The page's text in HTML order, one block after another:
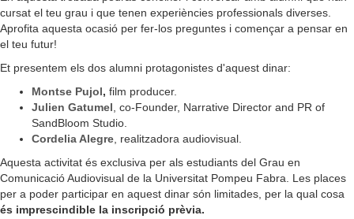
cursat el teu grau i que tenen experiències professionals diverses.
Aprofita aquesta ocasió per fer-los preguntes i començar a pensar en
el teu futur!
Et presentem els dos alumni protagonistes d'aquest dinar:
Montse Pujol, film producer.
Julien Gatumel, co-Founder, Narrative Director and PR of
SandBloom Studio.
Cordelia Alegre, realitzadora audiovisual.
Aquesta activitat és exclusiva per als estudiants del Grau en
Comunicació Audiovisual de la Universitat Pompeu Fabra. Les places
per a poder participar en aquest dinar són limitades, per la qual cosa
és imprescindible la inscripció prèvia.